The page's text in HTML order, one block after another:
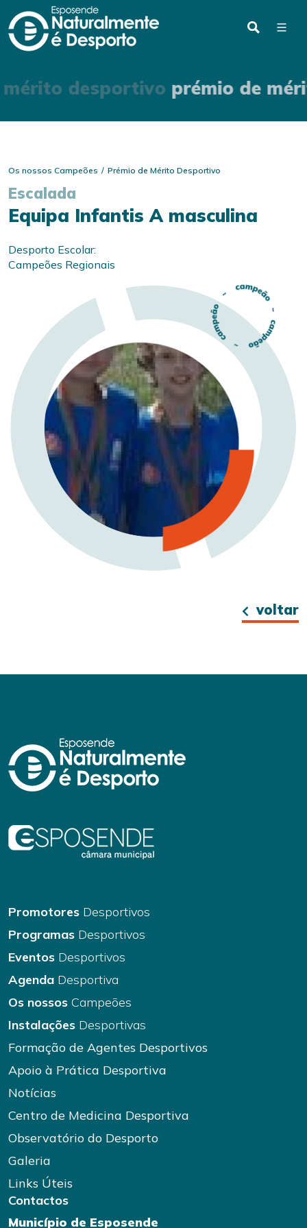
desportivo prémio de
Os nossos Campeões Prémio de Mérito Desportivo
Escalada
Equipa Infantis A masculina
Desporto Escolar:
Campeões Regionais
voltar
Promotores Desportivos
Programas Desportivos
Eventos Desportivos
Agenda Desportiva
Os nossos Campeões
Instalações Desportivas
Formação de Agentes Desportivos
Apoio à Prática Desportiva
Notícias
Centro de Medicina Desportiva
Observatório do Desporto
Galeria
Links Úteis
Contactos
Município de Esposende